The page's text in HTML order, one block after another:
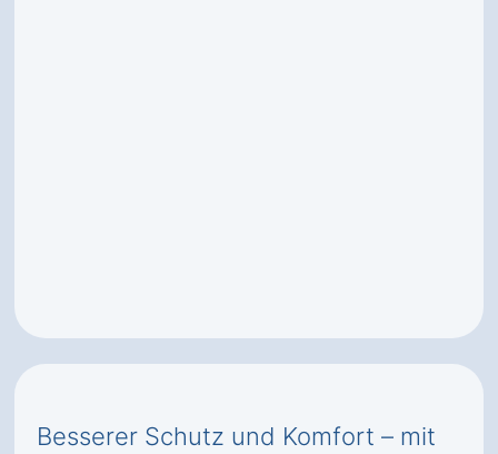
Besserer Schutz und Komfort – mit